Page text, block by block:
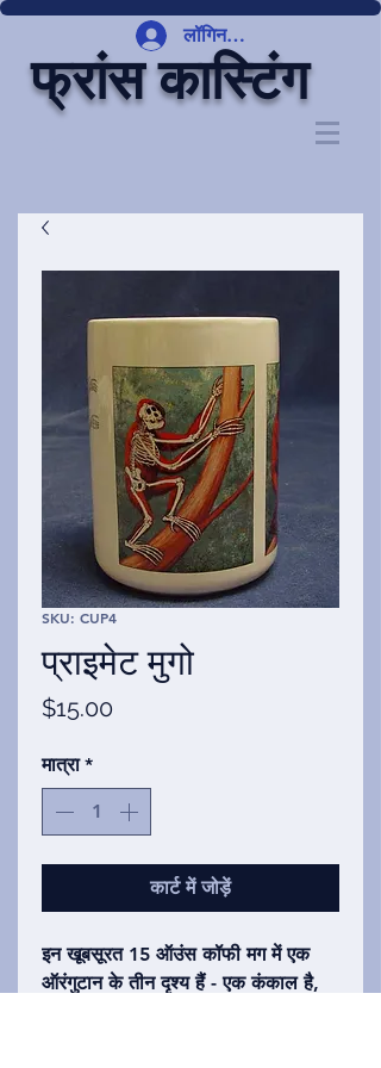
लॉगिन करें
फ्रांस कास्टिंग
SKU: CUP4
प्राइमेट मुगो
$15.00मूल्य
मात्रा *
कार्ट में जोड़ें
इन खूबसूरत 15 ऑउंस कॉफी मग में एक
ऑरंगुटान के तीन दृश्य हैं - एक कंकाल है,